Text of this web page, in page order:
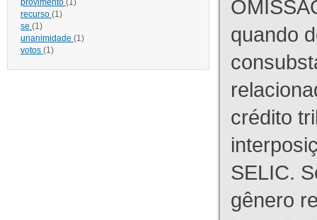
provimento (1)
recurso (1)
se (1)
unanimidade (1)
votos (1)
quando
crédito
SELIC.
gênero